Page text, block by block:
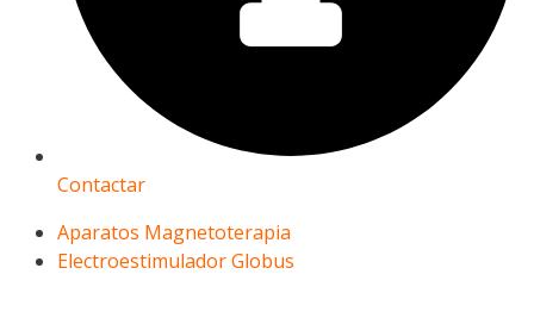
Contactar
Aparatos Magnetoterapia
Electroestimulador Globus